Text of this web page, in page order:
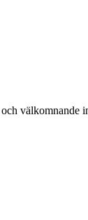
välkomnande